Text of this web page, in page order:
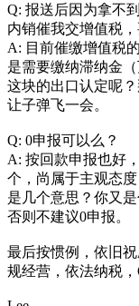
Q: 报送后因为拿不
内销催我交增值税
A: 目前催缴增值税
是需要缴纳滞纳金
这块的出口认定呢
让子弹飞一会。
Q: 0申报可以么？
A: 按回款申报也好
个，尚属于主观态
是几个意思？你又
否则不建议0申报。
最后按惯例，依旧
规经营，依法纳税，